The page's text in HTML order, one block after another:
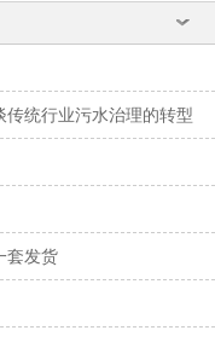
统行业污水治理的转型
套发货